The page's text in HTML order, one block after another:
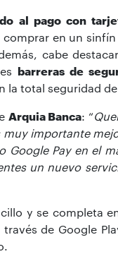
al pago con
en un
cabe
barreras de
total seguridad
Arquia Banca: “
importante
Pay en el
un nuevo
y se completa
de Google